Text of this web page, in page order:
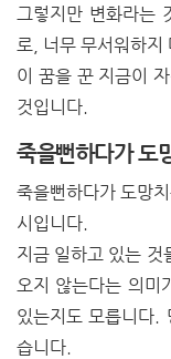
그렇지만 변화라는
로, 너무 무서워하지
이 꿈을 꾼 지금이
것입니다.
죽을뻔하다가 도
죽을뻔하다가 도망
시입니다.
지금 일하고 있는 것
오지 않는다는 의미
있는지도 모릅니다.
습니다.